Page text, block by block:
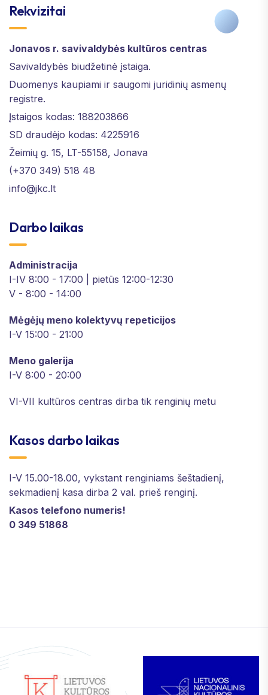
Rekvizitai
Jonavos r. savivaldybės kultūros centras
Savivaldybės biudžetinė įstaiga.
Duomenys kaupiami ir saugomi juridinių asmenų
registre.
Įstaigos kodas: 188203866
SD draudėjo kodas: 4225916
Žeimių g. 15, LT-55158, Jonava
(+370 349) 518 48
info@jkc.lt
Darbo laikas
Administracija
I-IV 8:00 - 17:00 | pietūs 12:00-12:30
V - 8:00 - 14:00
Mėgėjų meno kolektyvų repeticijos
I-V 15:00 - 21:00
Meno galerija
I-V 8:00 - 20:00
VI-VII kultūros centras dirba tik renginių metu
Kasos darbo laikas
I-V 15.00-18.00, vykstant renginiams šeštadienį,
sekmadienį kasa dirba 2 val. prieš renginį.
Kasos telefono numeris!
0 349 51868